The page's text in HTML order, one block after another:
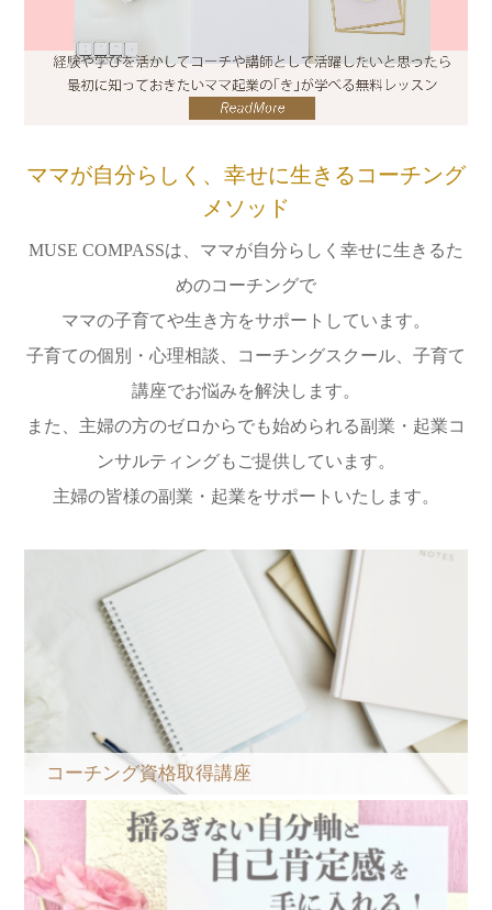
ママが自分らしく、幸せに生きるコーチング
メソッド
MUSE COMPASSは、ママが自分らしく幸せに生きるた
めのコーチングで
ママの子育てや生き方をサポートしています。
子育ての個別・心理相談、コーチングスクール、子育て
講座でお悩みを解決します。
また、主婦の方のゼロからでも始められる副業・起業コ
ンサルティングもご提供しています。
主婦の皆様の副業・起業をサポートいたします。
コーチング資格取得講座